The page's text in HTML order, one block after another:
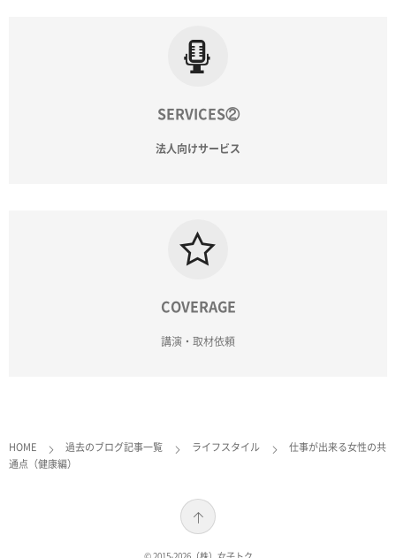
SERVICES②
法人向けサービス
COVERAGE
講演・取材依頼
HOME 過去のブログ記事一覧 ライフスタイル
仕事が出来る女性の共
通点（健康編）